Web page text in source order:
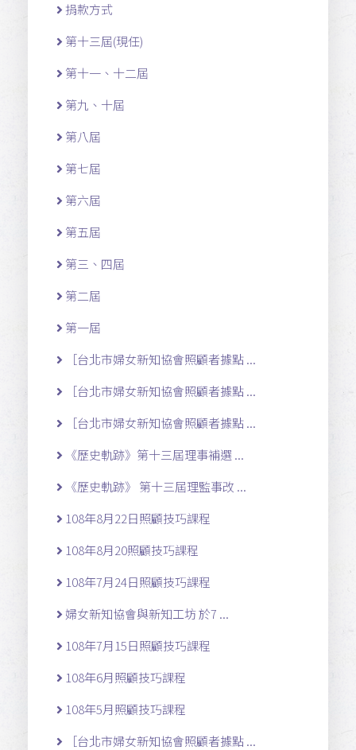
捐款方式
第十三屆(現任)
第十一 、十二 屆
第九、十屆
第八屆
第七屆
第六屆
第五屆
第三、四屆
第二屆
第一屆
［台北市婦女新知協會照顧者據點 ...
［台北市婦女新知協會照顧者據點 ...
［台北市婦女新知協會照顧者據點 ...
《歷史軌跡》第十三屆理事補選 ...
《歷史軌跡》 第十三屆理監事改 ...
108年8月22日照顧技巧課程
108年8月20照顧技巧課程
108年7月24日照顧技巧課程
婦女新知協會與新知工坊 於7 ...
108年7月15日照顧技巧課程
108年6月照顧技巧課程
108年5月照顧技巧課程
［台北市婦女新知協會照顧者據點 ...